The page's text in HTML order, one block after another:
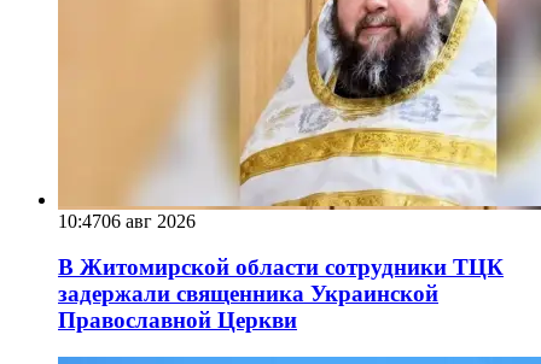
10:4706 авг 2026
В Житомирской области сотрудники ТЦК
задержали священника Украинской
Православной Церкви